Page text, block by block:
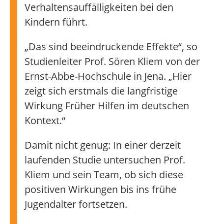
Verhaltensauffälligkeiten bei den
Kindern führt.
„Das sind beeindruckende Effekte“, so
Studienleiter Prof. Sören Kliem von der
Ernst-Abbe-Hochschule in Jena. „Hier
zeigt sich erstmals die langfristige
Wirkung Früher Hilfen im deutschen
Kontext.“
Damit nicht genug: In einer derzeit
laufenden Studie untersuchen Prof.
Kliem und sein Team, ob sich diese
positiven Wirkungen bis ins frühe
Jugendalter fortsetzen.